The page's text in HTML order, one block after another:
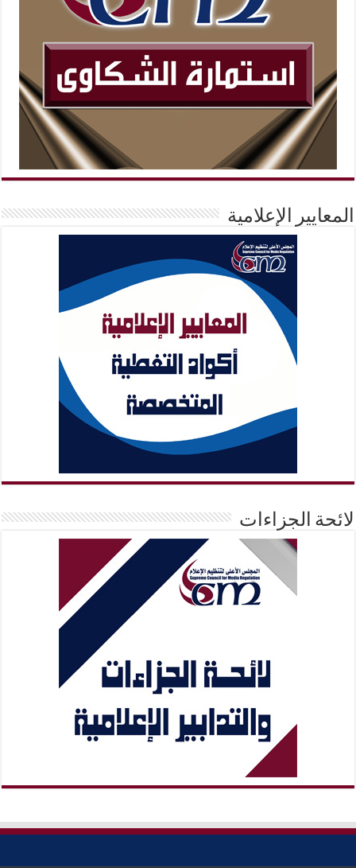
المعايير الإعلامية
لائحة الجزاءات